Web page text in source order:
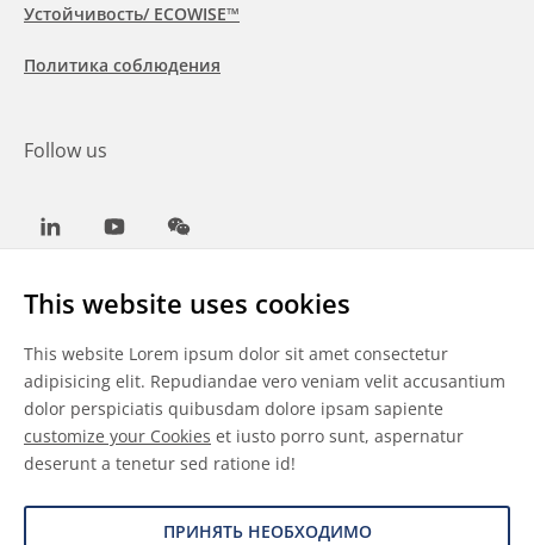
This website uses cookies
This website Lorem ipsum dolor sit amet consectetur
adipisicing elit. Repudiandae vero veniam velit accusantium
dolor perspiciatis quibusdam dolore ipsam sapiente
customize your Cookies et iusto porro sunt, aspernatur
deserunt a tenetur sed ratione id!
ПРИНЯТЬ НЕОБХОДИМО
Устойчивость/ ECOWISE™
Политика соблюдения
Follow us
LinkedInYoutubeWeChat
Общие условия
Отказ от ответственности
Сведения о файлах cookie
Защита данных